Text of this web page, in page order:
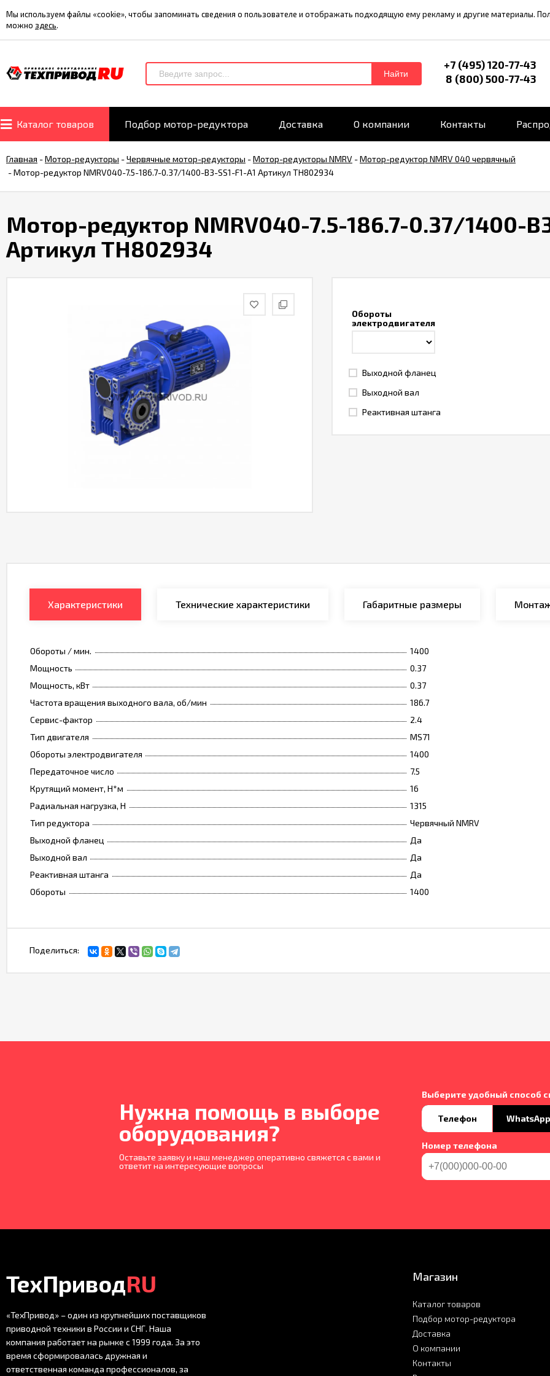
Мы используем файлы «cookie», чтобы запоминать сведения о пользователе и отображать подходящую ему рекламу и другие материалы.
можно здесь.
Найти
+7 (495) 120-77-43
8 (800) 500-77-43
Каталог товаров Подбор мотор-редуктора Доставка О компании Контакты
Главная -Мотор-редукторы -Червячные мотор-редукторы -Мотор-редукторы NMRV -Мотор-редуктор NMRV 040 червячный
-Мотор-редуктор NMRV040-7.5-186.7-0.37/1400-B3-SS1-F1-A1 Артикул TH802934
Мотор-редуктор NMRV040-7.5-186.7-0.37/1400-
Артикул TH802934
Обороты
электродвигателя
Выходной фланец
Выходной вал
Реактивная штанга
Характеристики Технические характеристики Габаритные размеры
Обороты / мин.
1400
Мощность
0.37
Мощность, кВт
0.37
Частота вращения выходного вала, об/мин
186.7
Сервис-фактор
2.4
Тип двигателя
MS71
Обороты электродвигателя
1400
Передаточное число
7.5
Крутящий момент, Н*м
16
Радиальная нагрузка, Н
1315
Тип редуктора
Червячный NMRV
Выходной фланец
Да
Выходной вал
Да
Реактивная штанга
Да
Обороты
1400
Поделиться:
Нужна помощь в выборе
оборудования?
Оставьте заявку и наш менеджер оперативно свяжется с вами и
ответит на интересующие вопросы
Выберите удобный способ
Телефон WhatsApp
Номер телефона
ТехПриводRU
«ТехПривод» – один из крупнейших поставщиков
приводной техники в России и СНГ. Наша
компания работает на рынке с 1999 года. За это
время сформировалась дружная и
ответственная команда профессионалов, за
Магазин
Каталог товаров
Подбор мотор-редуктора
Доставка
О компании
Контакты